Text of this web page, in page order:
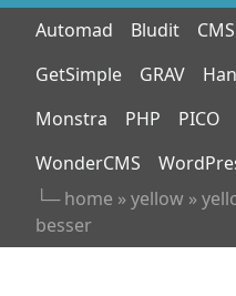
Automad Bludit CMS
GetSimple
GRAV
Monstra
PHP PICO
WonderCMS
└─home »yellow »
besser